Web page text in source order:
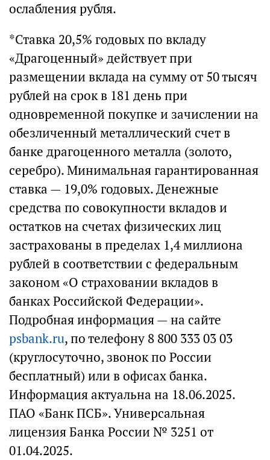
ослабления рубля.
*Ставка 20,5% годовых по вкладу
«Драгоценный» действует при
размещении вклада на сумму от 50 тысяч
рублей на срок в 181 день при
одновременной покупке и зачислении на
обезличенный металлический счет в
банке драгоценного металла (золото,
серебро). Минимальная гарантированная
ставка — 19,0% годовых. Денежные
средства по совокупности вкладов и
остатков на счетах физических лиц
застрахованы в пределах 1,4 миллиона
рублей в соответствии с федеральным
законом «О страховании вкладов в
банках Российской Федерации».
Подробная информация — на сайте
psbank.ru, по телефону 8 800 333 03 03
(круглосуточно, звонок по России
бесплатный) или в офисах банка.
Информация актуальна на 18.06.2025.
ПАО «Банк ПСБ». Универсальная
лицензия Банка России № 3251 от
01.04.2025.